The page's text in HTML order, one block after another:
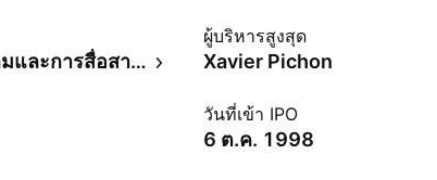
บริการโทรคมนาคมและการสื่อสารไร้สาย
ผู้บริหารสูงสุด
Xavier Pichon
วันที่เข้า IPO
6 ต.ค. 1998